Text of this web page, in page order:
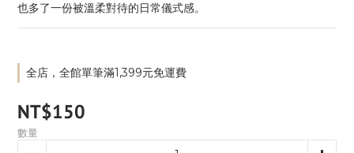
也多了一份被溫柔對待的日常儀式感。
全店，全館單筆滿1,399元免運費
NT$150
數量